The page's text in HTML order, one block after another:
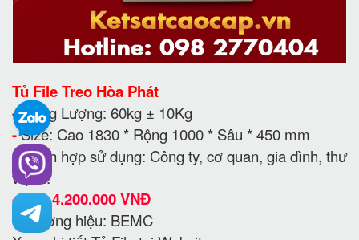
Tủ File Treo Hòa Phát
-Trọng Lượng: 60kg ± 10Kg
-Size: Cao 1830 * Rộng 1000 * Sâu * 450 mm
- Thích hợp sử dụng: Công ty, cơ quan, gia đình, thư
viện...
-Giá:4.200.000 VNĐ
- Thương hiệu: BEMC